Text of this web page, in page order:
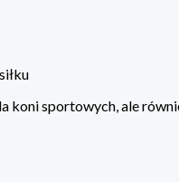
sportowych, ale